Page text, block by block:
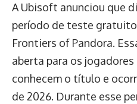
A Ubisoft anunciou que
período de teste
Frontiers of Pandora.
aberta para os jogadores
conhecem o título e
de 2026. Durante esse